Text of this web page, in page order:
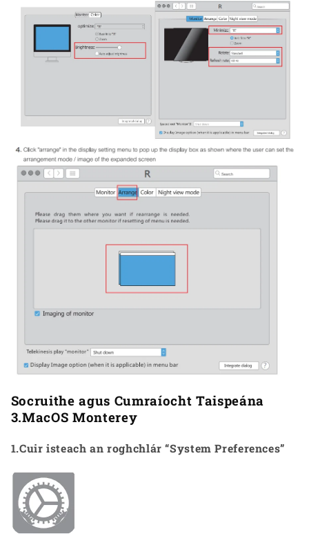
Socruithe agus Cumraíocht Taispeána
3.MacOS Monterey
1.Cuir isteach an roghchlár “System Preferences”